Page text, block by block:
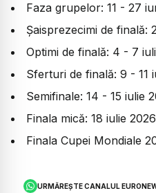
Faza grupelor: 11 - 27
Șaisprezecimi de finală:
Optimi de finală: 4 - 7
Sferturi de finală: 9 - 11
Semifinale: 14 - 15 iulie
Finala mică: 18 iulie 2026
Finala Cupei Mondiale
URMĂREȘTE CANALUL